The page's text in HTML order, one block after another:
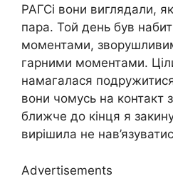
РАГСі вони виглядали,
пара. Той день був
моментами,
гарними моментами.
намагалася
вони чомусь на контакт
ближче до кінця я
вирішила не
Advertisements